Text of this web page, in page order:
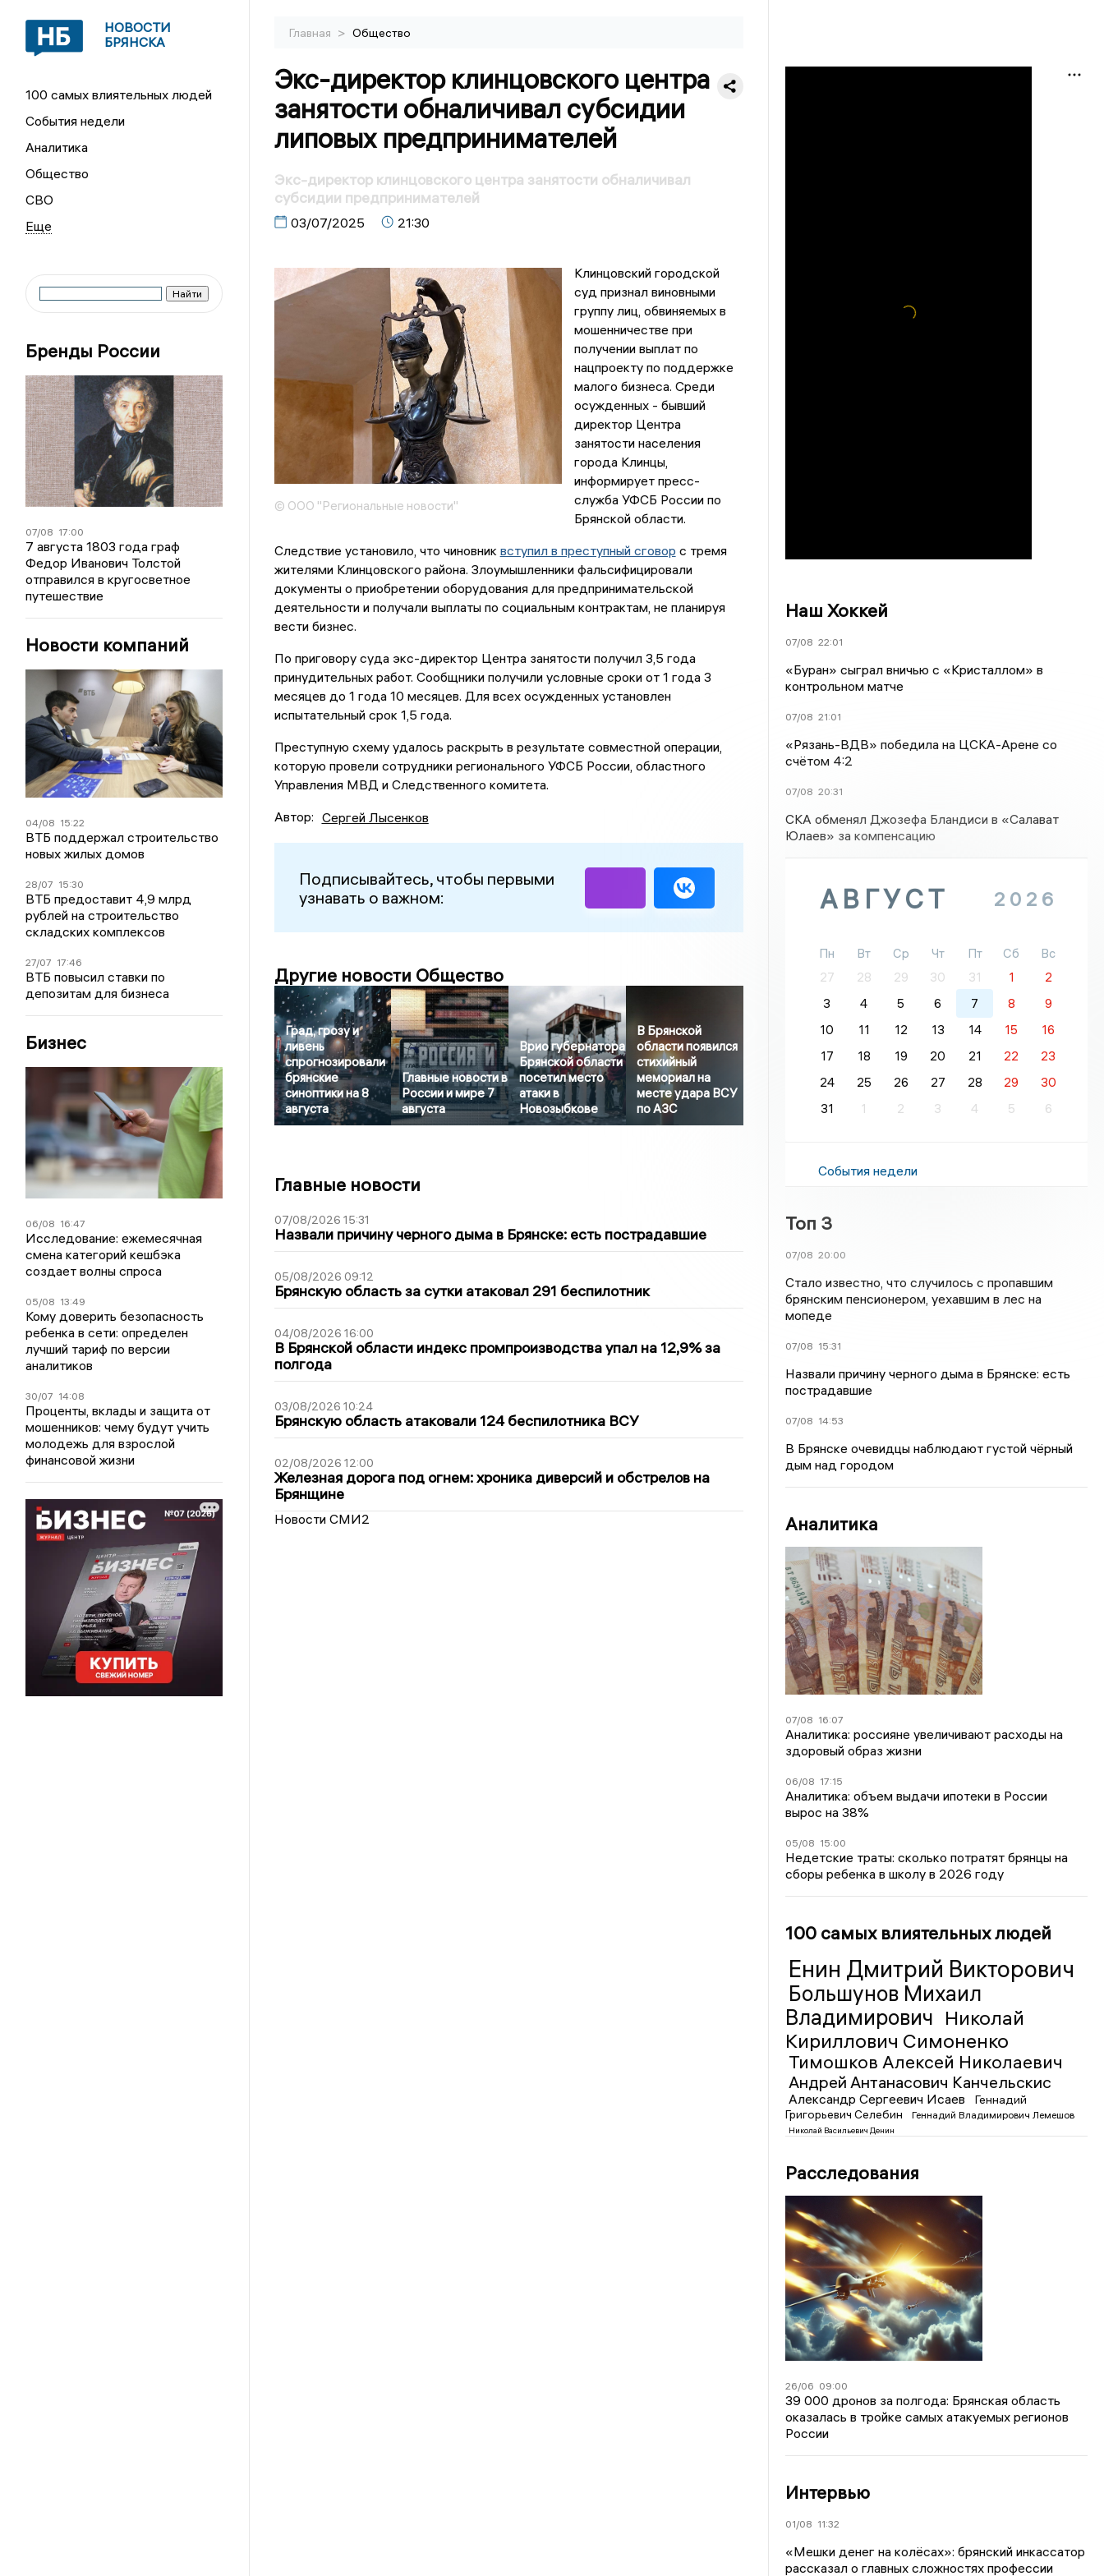
НОВОСТИ
БРЯНСКА
100 самых влиятельных людей
События недели
Аналитика
Общество
СВО
Бренды России
07/08 17:00
7 августа 1803 года граф
Федор Иванович Толстой
отправился в кругосветное
путешествие
Новости компаний
04/08 15:22
ВТБ поддержал строительство
новых жилых домов
28/07 15:30
ВТБ предоставит 4,9 млрд
рублей на строительство
складских комплексов
27/07 17:46
ВТБ повысил ставки по
депозитам для бизнеса
Бизнес
06/08 16:47
Исследование: ежемесячная
смена категорий кешбэка
создает волны спроса
05/08 13:49
Кому доверить безопасность
ребенка в сети: определен
лучший тариф по версии
аналитиков
30/07 14:08
Проценты, вклады и защита от
мошенников: чему будут учить
молодежь для взрослой
финансовой жизни
Главная > Общество
Экс-директор клинцовского центра
занятости обналичивал субсидии
липовых предпринимателей
Экс-директор клинцовского центра занятости обналичивал
субсидии предпринимателей
03/07/2025 21:30
© ООО "Региональные новости"
Клинцовский городской
суд признал виновными
группу лиц, обвиняемых в
мошенничестве при
получении выплат по
нацпроекту по поддержке
малого бизнеса. Среди
осужденных - бывший
директор Центра
занятости населения
города Клинцы,
информирует пресс-
служба УФСБ России по
Брянской области.
Следствие установило, что чиновник вступил в преступный сговор с тремя
жителями Клинцовского района. Злоумышленники фальсифицировали
документы о приобретении оборудования для предпринимательской
деятельности и получали выплаты по социальным контрактам, не планируя
вести бизнес.
По приговору суда экс-директор Центра занятости получил 3,5 года
принудительных работ. Сообщники получили условные сроки от 1 года 3
месяцев до 1 года 10 месяцев. Для всех осужденных установлен
испытательный срок 1,5 года.
Преступную схему удалось раскрыть в результате совместной операции,
которую провели сотрудники регионального УФСБ России, областного
Управления МВД и Следственного комитета.
Автор: Сергей Лысенков
Подписывайтесь, чтобы первыми
узнавать о важном:
Другие новости Общество
Град, грозу и
ливень
спрогнозировали
брянские
синоптики на 8
августа
Главные новости в
России и мире 7
августа
Врио губернатора
Брянской области
посетил место
атаки в
Новозыбкове
В Брянской
области появился
стихийный
мемориал на
месте удара ВСУ
по АЗС
Главные новости
07/08/2026 15:31
Назвали причину черного дыма в Брянске: есть пострадавшие
05/08/2026 09:12
Брянскую область за сутки атаковал 291 беспилотник
04/08/2026 16:00
В Брянской области индекс промпроизводства упал на 12,9% за
полгода
03/08/2026 10:24
Брянскую область атаковали 124 беспилотника ВСУ
02/08/2026 12:00
Железная дорога под огнем: хроника диверсий и обстрелов на
Брянщине
Новости СМИ2
Наш Хоккей
07/08 22:01
«Буран» сыграл вничью с «Кристаллом» в
контрольном матче
07/08 21:01
«Рязань-ВДВ» победила на ЦСКА-Арене со
счётом 4:2
07/08 20:31
СКА обменял Джозефа Бландиси в «Салават
Юлаев» за компенсацию
АВГУСТ 2026
Пн Вт Ср Чт Пт Сб
Вс
27
28 29 30 31 1
2
3
4 5 6 7 8
9
10
11 12 13 14 15
16
17
18 19 20 21 22
23
24
25 26 27 28 29
30
31
1 2 3 4 5 6
События недели
Топ 3
07/08 20:00
Стало известно, что случилось с пропавшим
брянским пенсионером, уехавшим в лес на
мопеде
07/08 15:31
Назвали причину черного дыма в Брянске: есть
пострадавшие
07/08 14:53
В Брянске очевидцы наблюдают густой чёрный
дым над городом
Аналитика
07/08 16:07
Аналитика: россияне увеличивают расходы на
здоровый образ жизни
06/08 17:15
Аналитика: объем выдачи ипотеки в России
вырос на 38%
05/08 15:00
Недетские траты: сколько потратят брянцы на
сборы ребенка в школу в 2026 году
100 самых влиятельных людей
Енин Дмитрий Викторович
Большунов Михаил
Владимирович Николай
Кириллович Симоненко
Тимошков Алексей Николаевич
Андрей Антанасович Канчельскис
Александр Сергеевич Исаев
Геннадий
Григорьевич Селебин
Геннадий Владимирович Лемешов
Николай Васильевич Денин
Расследования
26/06 09:00
39 000 дронов за полгода: Брянская область
оказалась в тройке самых атакуемых регионов
России
Интервью
01/08 11:32
«Мешки денег на колёсах»: брянский инкассатор
рассказал о главных сложностях профессии